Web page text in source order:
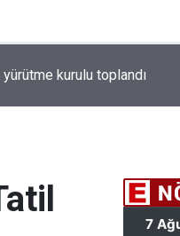
kurulu toplandı